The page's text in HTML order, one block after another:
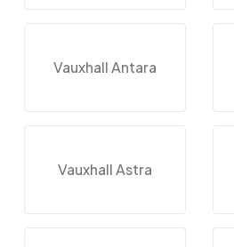
Vauxhall Antara
Vauxhall Astra